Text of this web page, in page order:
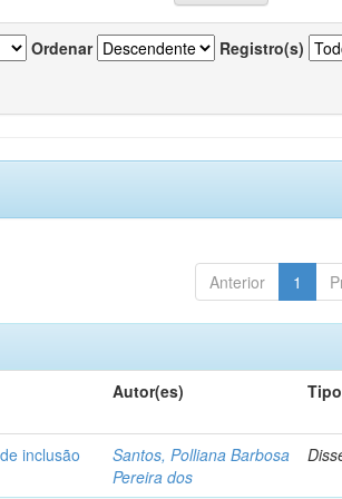
Ordenar Registro(s)
Anterior 1
Autor(es) Tipo
inclusão
Santos, Polliana Barbosa
Pereira dos